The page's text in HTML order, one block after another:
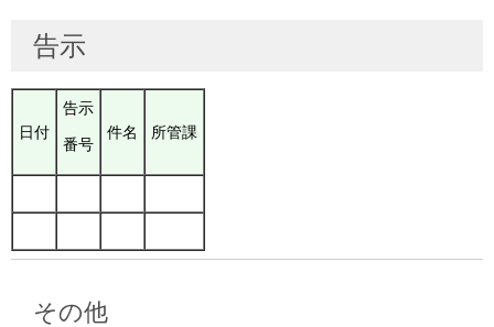
告示
日付
告示
番号
件名 所管課
その他